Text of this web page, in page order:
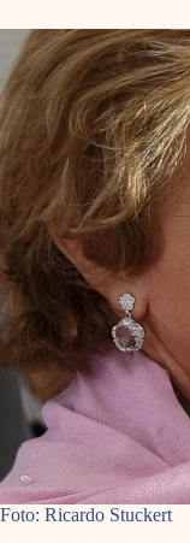
Foto: Ricardo Stuckert